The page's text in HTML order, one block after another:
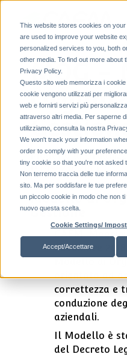
This website stores cookies on
are used to improve your website
personalized services to you, both
other media. To find out more about
Privacy Policy.
Questo sito web memorizza i
cookie vengono utilizzati per
web e fornirti servizi più
attraverso altri media. Per saperne
utilizziamo, consulta la nostra
We won't track your information
order to comply with your
tiny cookie so that you're not asked
Non terremo traccia delle tue
sito. Ma per soddisfare le tue
un piccolo cookie in modo che non
nuovo questa scelta.
Cookie Settings/
Accept/Accettare
MOG -
Modello di
D.Lgs. 231/2001
Modello di
Gestione
CAEM-Magrini
novembre
Modello di
orientato ad
correttezza e
conduzione
aziendali.
Il Modello è
del Decreto